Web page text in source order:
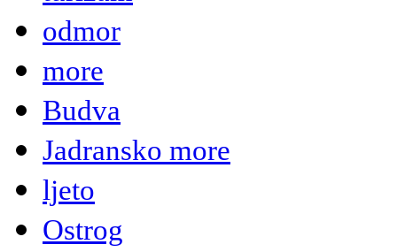
odmor
more
Budva
Jadransko more
ljeto
Ostrog